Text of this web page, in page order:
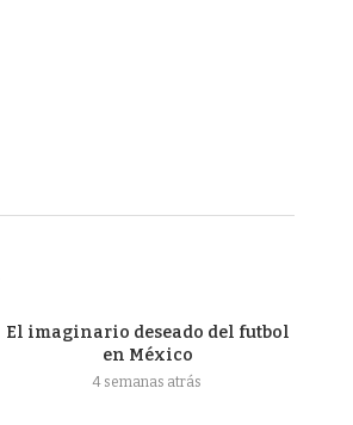
El imaginario deseado del futbol
en México
4 semanas atrás